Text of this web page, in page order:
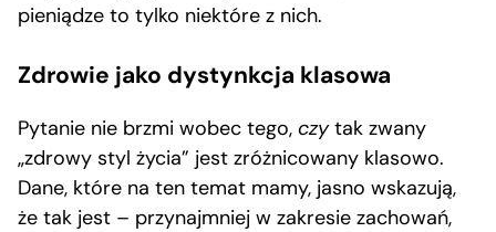
pieniądze to tylko niektóre z nich.
Zdrowie jako dystynkcja klasowa
Pytanie nie brzmi wobec tego, czytak zwany
„zdrowy styl życia” jest zróżnicowany klasowo.
Dane, które na ten temat mamy, jasno wskazują,
że tak jest – przynajmniej w zakresie zachowań,